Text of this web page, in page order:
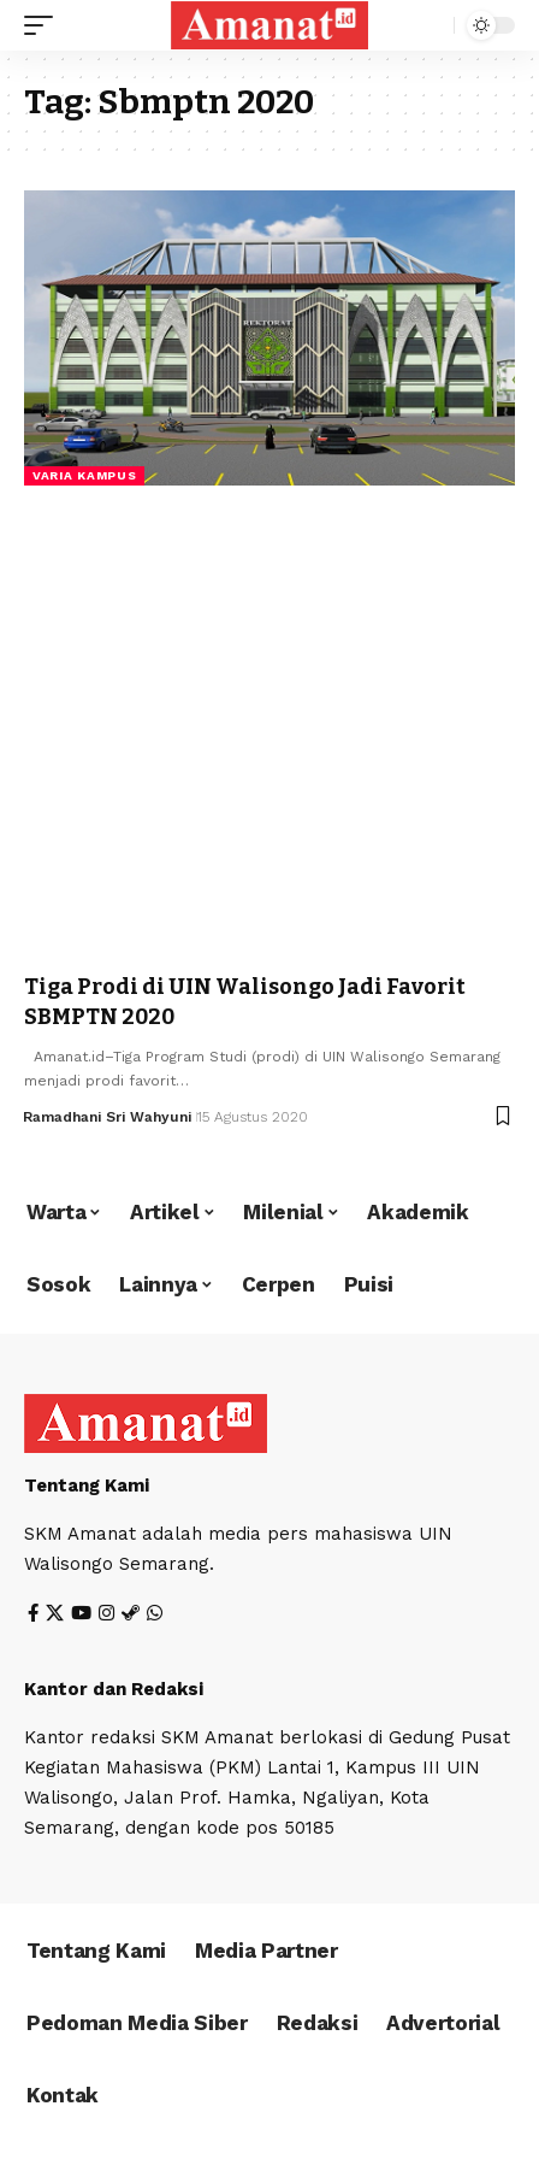
Tag:Sbmptn 2020
VARIA KAMPUS
Tiga Prodi di UIN Walisongo Jadi Favorit
SBMPTN 2020
Amanat.id–Tiga Program Studi (prodi) di UIN Walisongo Semarang
menjadi prodi favorit…
Ramadhani Sri Wahyuni 15 Agustus 2020
Warta Artikel Milenial Akademik
Sosok Lainnya Cerpen Puisi
Tentang Kami
SKM Amanat adalah media pers mahasiswa UIN
Walisongo Semarang.
Kantor dan Redaksi
Kantor redaksi SKM Amanat berlokasi di Gedung Pusat
Kegiatan Mahasiswa (PKM) Lantai 1, Kampus III UIN
Walisongo, Jalan Prof. Hamka, Ngaliyan, Kota
Semarang, dengan kode pos 50185
Tentang Kami Media Partner
Pedoman Media Siber Redaksi Advertorial
Kontak